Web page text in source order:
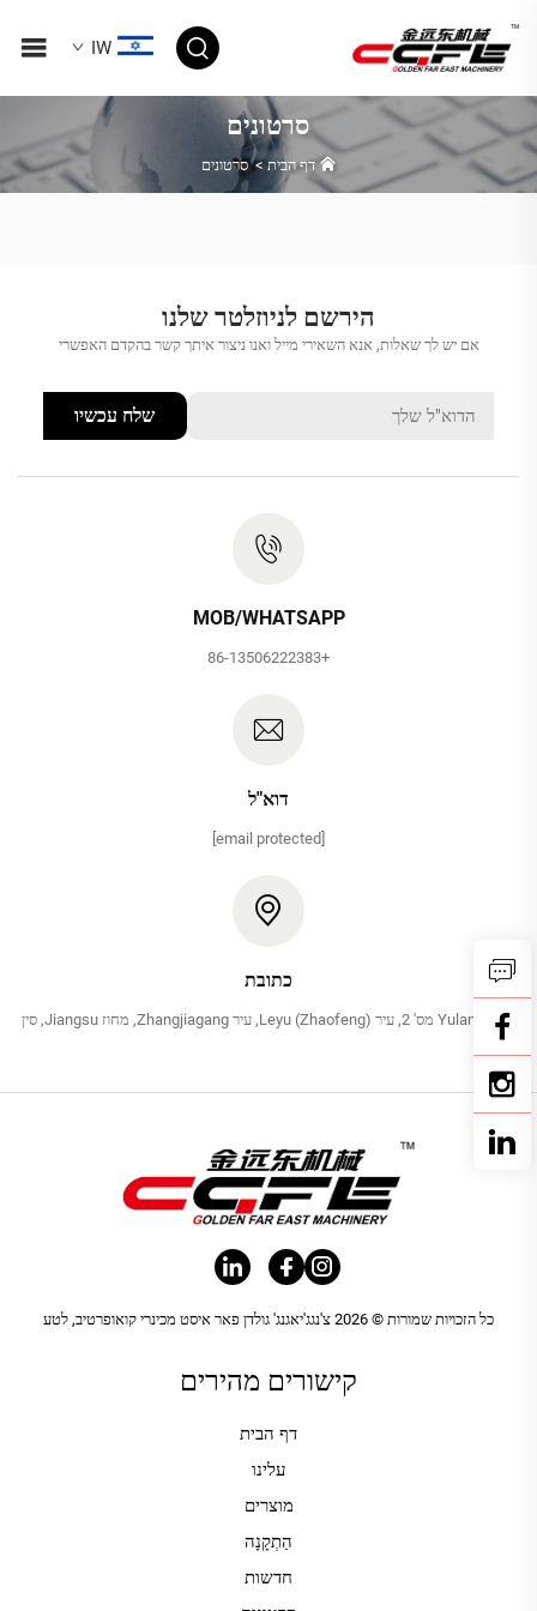
IW
סרטונים
דף הבית >סרטונים
הירשם לניוזלטר שלנו
אם יש לך שאלות, אנא השאירי מייל ואנו ניצור איתך קשר בהקדם האפשרי
שלח עכשיו
MOB/WHATSAPP
+86-13506222383
דוא"ל
כתובת
הרחוב Yulan מס' 2, עיר Leyu (Zhaofeng), עיר Zhangjiagang, מחוז Jiangsu, סין
כל הזכויות שמורות © 2026 צ'נגג'יאגנג' גולדן פאר איסט מכינרי קואופרטיב, לטע
קישורים מהירים
דף הבית
עלינו
מוצרים
הַתְקָנָה
חדשות